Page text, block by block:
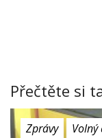
Přečtěte si
Zprávy Volný